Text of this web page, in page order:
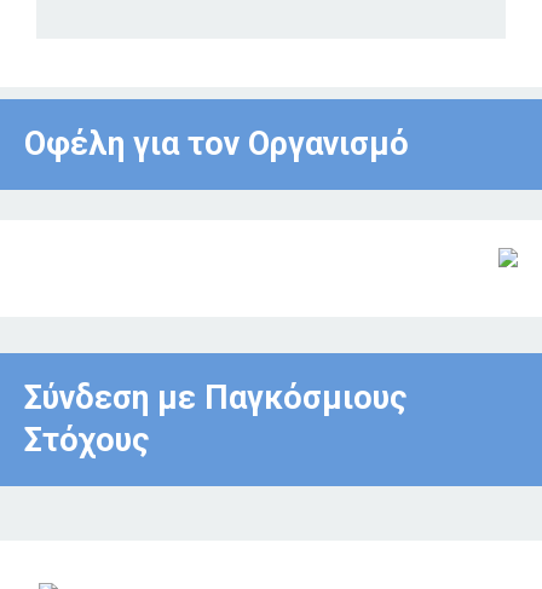
Οφέλη για τον Οργανισμό
Σύνδεση με Παγκόσμιους
Στόχους